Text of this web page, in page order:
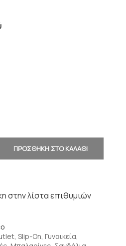
ΠΡΟΣΘΗΚΗ ΣΤΟ ΚΑΛΑΘΙ
στην λίστα επιθυμιών
, Slip-On, Γυναικεία,